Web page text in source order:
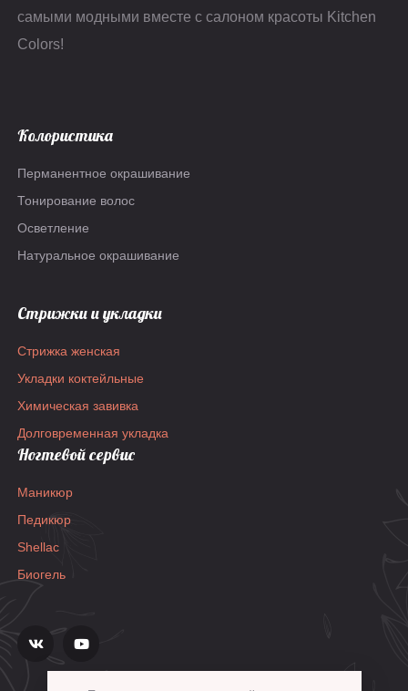
самыми модными вместе с салоном красоты Kitchen
Colors!
Колористика
Перманентное окрашивание
Тонирование волос
Осветление
Натуральное окрашивание
Стрижки и укладки
Стрижка женская
Укладки коктейльные
Химическая завивка
Долговременная укладка
Ногтевой сервис
Маникюр
Педикюр
Shellac
Биогель